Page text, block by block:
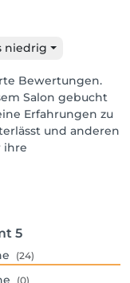
niedrig
Bewertungen.
Salon gebucht
Erfahrungen zu
und anderen
ihre
5
(24)
(0)